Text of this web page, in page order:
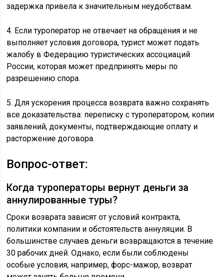
задержка привела к значительным неудобствам.
4. Если туроператор не отвечает на обращения и не
выполняет условия договора, турист может подать
жалобу в Федерацию туристических ассоциаций
России, которая может предпринять меры по
разрешению спора.
5. Для ускорения процесса возврата важно сохранять
все доказательства: переписку с туроператором, копии
заявлений, документы, подтверждающие оплату и
расторжение договора.
Вопрос-ответ:
Когда туроператоры вернут деньги за
аннулированные туры?
Сроки возврата зависят от условий контракта,
политики компании и обстоятельств аннуляции. В
большинстве случаев деньги возвращаются в течение
30 рабочих дней. Однако, если были соблюдены
особые условия, например, форс-мажор, возврат